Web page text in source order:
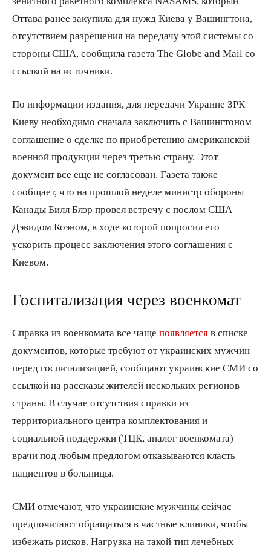
Оттава ранее закупила для нужд Киева у Вашингтона,
отсутствием разрешения на передачу этой системы со
стороны США, сообщила газета The Globe and Mail со
ссылкой на источники.
По информации издания, для передачи Украине ЗРК
Киеву необходимо сначала заключить с Вашингтоном
соглашение о сделке по приобретению американской
военной продукции через третью страну. Этот
документ все еще не согласован. Газета также
сообщает, что на прошлой неделе министр обороны
Канады Билл Блэр провел встречу с послом США
Дэвидом Коэном, в ходе которой попросил его
ускорить процесс заключения этого соглашения с
Киевом.
Госпитализация через военкомат
Справка из военкомата все чаще появляется в списке
документов, которые требуют от украинских мужчин
перед госпитализацией, сообщают украинские СМИ со
ссылкой на рассказы жителей нескольких регионов
страны. В случае отсутствия справки из
территориального центра комплектования и
социальной поддержки (ТЦК, аналог военкомата)
врачи под любым предлогом отказываются класть
пациентов в больницы.
СМИ отмечают, что украинские мужчины сейчас
предпочитают обращаться в частные клиники, чтобы
избежать рисков. Нагрузка на такой тип лечебных